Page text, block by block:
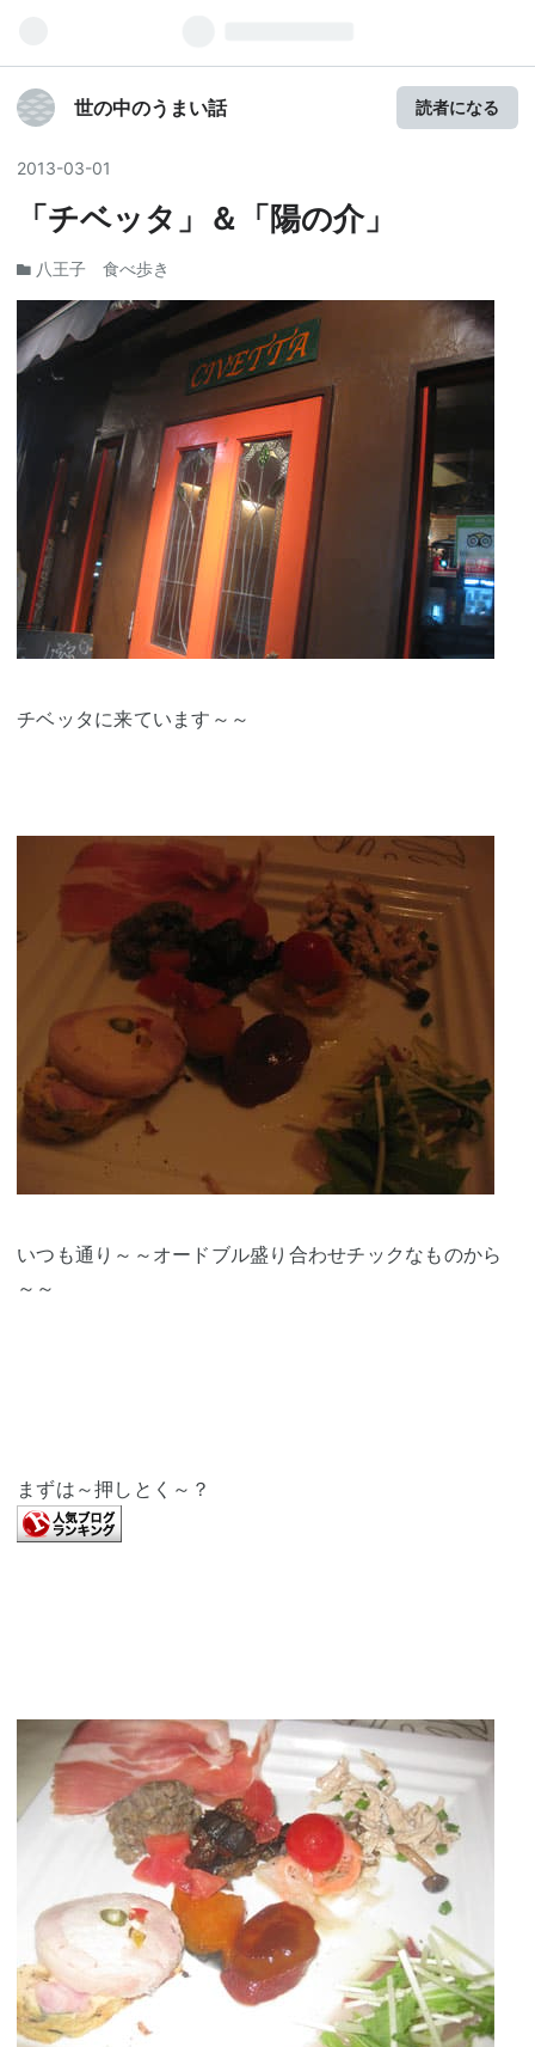
世の中のうまい話 読者になる
2013-03-01
「チベッタ」＆「陽の介」
八王子 食べ歩き
チベッタに来ています～～
いつも通り～～オードブル盛り合わせチックなものから
～～
まずは～押しとく～？